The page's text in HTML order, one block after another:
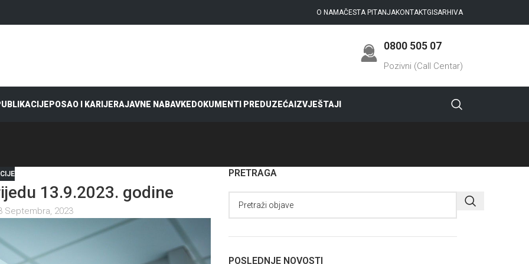
O NAMAČESTA PITANJAKONTAKTGISARHIVA
0800 505 07
Pozivni (Call Centar)
POSAO I KARIJERAJAVNE NABAVKEDOKUMENTI PREDUZEĆAIZVJEŠTAJI
13.9.2023. godine
Septembra, 2023
PRETRAGA
POSLEDNJE NOVOSTI